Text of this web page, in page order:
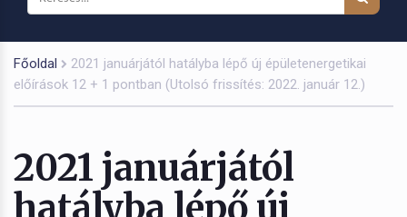
Főoldal
2021 januárjától hatályba lépő új épületenergetikai
előírások 12 + 1 pontban (Utolsó frissítés: 2022. január 12.)
2021 januárjától
hatályba lépő új